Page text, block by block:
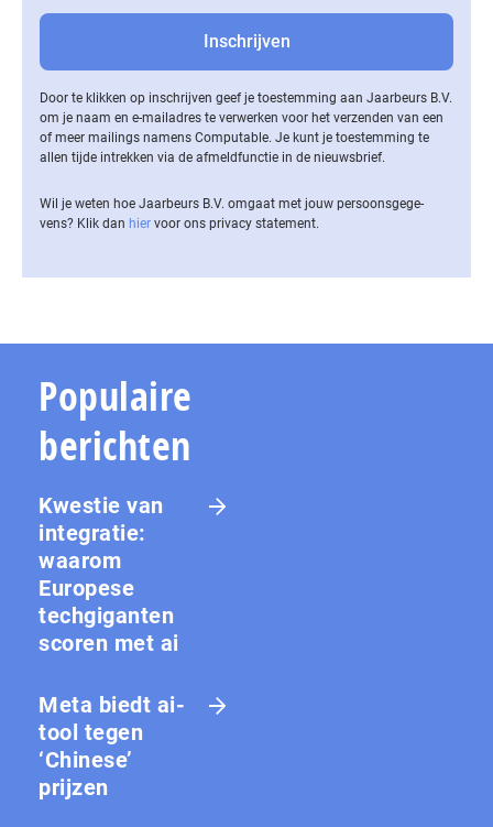
Door te klikken op inschrijven geef je toestemming aan Jaarbeurs B.V.
om je naam en e-mailadres te verwerken voor het verzenden van een
of meer mailings namens Computable. Je kunt je toestemming te
allen tijde intrekken via de af­meld­func­tie in de nieuwsbrief.
Wil je weten hoe Jaarbeurs B.V. omgaat met jouw per­soons­ge­ge­
vens? Klik dan hier voor ons privacy statement.
Populaire
berichten
Kwestie van
integratie:
waarom
Europese
techgiganten
scoren met ai
Meta biedt ai-
tool tegen
‘Chinese’
prijzen